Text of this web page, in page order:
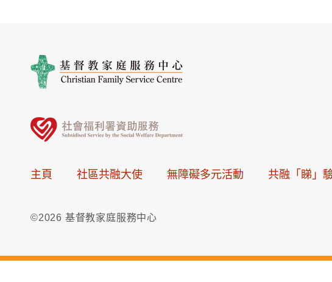
主頁 社區共融大使 無障礙多元活動 共融「睇」
©2026 基督教家庭服務中心